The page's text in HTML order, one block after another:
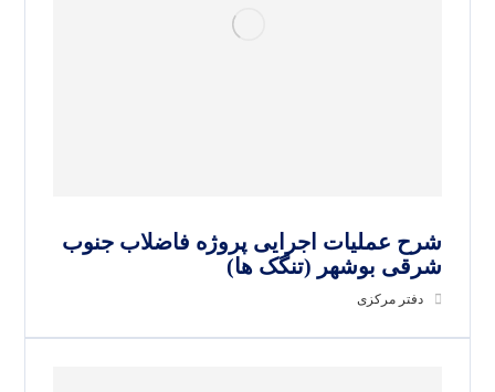
شرح عملیات اجرایی پروژه فاضلاب جنوب
شرقی بوشهر (تنگک ها)
دفتر مرکزی